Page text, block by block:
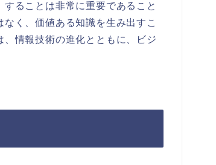
ることは非常に重要であること
く、価値ある知識を生み出すこ
情報技術の進化とともに、ビジ